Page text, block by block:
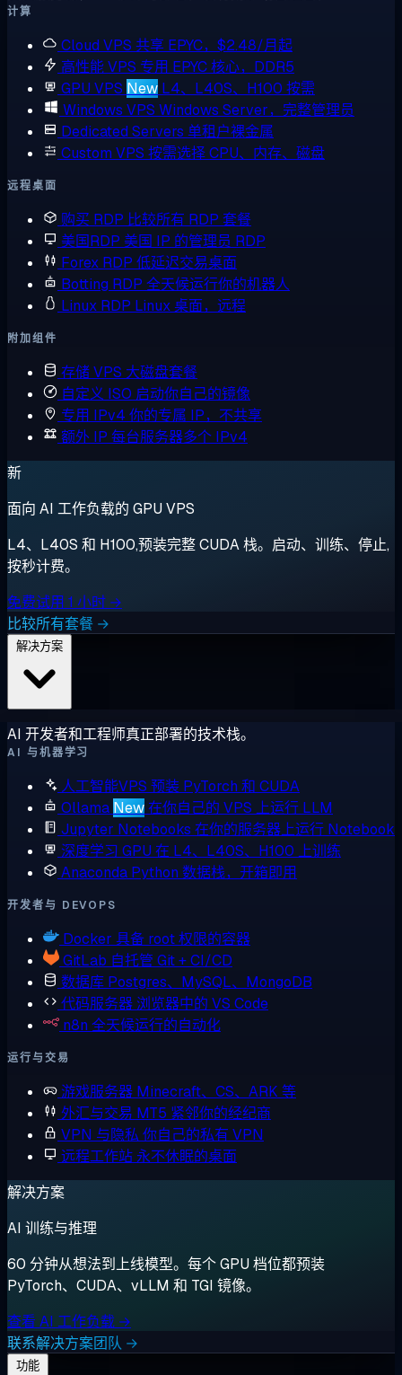
计算
Cloud VPS 共享 EPYC，$2.48/月起
高性能 VPS 专用 EPYC 核心，DDR5
GPU VPS New L4、L40S、H100 按需
Windows VPS Windows Server，完整管理员
Dedicated Servers 单租户裸金属
Custom VPS 按需选择 CPU、内存、磁盘
远程桌面
购买 RDP 比较所有 RDP 套餐
美国RDP 美国 IP 的管理员 RDP
Forex RDP 低延迟交易桌面
Botting RDP 全天候运行你的机器人
Linux RDP Linux 桌面，远程
附加组件
存储 VPS 大磁盘套餐
自定义 ISO 启动你自己的镜像
专用 IPv4 你的专属 IP，不共享
额外 IP 每台服务器多个 IPv4
新
面向 AI 工作负载的 GPU VPS
L4、L40S 和 H100,预装完整 CUDA 栈。启动、训练、停止,
按秒计费。
免费试用 1 小时 →
比较所有套餐 →
AI 开发者和工程师真正部署的技术栈。
AI 与机器学习
人工智能VPS 预装 PyTorch 和 CUDA
Ollama New在你自己的 VPS 上运行 LLM
Jupyter Notebooks 在你的服务器上运行 Notebook
深度学习 GPU 在 L4、L40S、H100 上训练
Anaconda Python 数据栈，开箱即用
开发者与 DEVOPS
Docker 具备 root 权限的容器
GitLab 自托管 Git + CI/CD
数据库 Postgres、MySQL、MongoDB
代码服务器 浏览器中的 VS Code
n8n 全天候运行的自动化
运行与交易
游戏服务器 Minecraft、CS、ARK 等
外汇与交易 MT5 紧邻你的经纪商
VPN 与隐私 你自己的私有 VPN
远程工作站 永不休眠的桌面
解决方案
AI 训练与推理
60 分钟从想法到上线模型。每个 GPU 档位都预装
PyTorch、CUDA、vLLM 和 TGI 镜像。
查看 AI 工作负载 →
联系解决方案团队 →